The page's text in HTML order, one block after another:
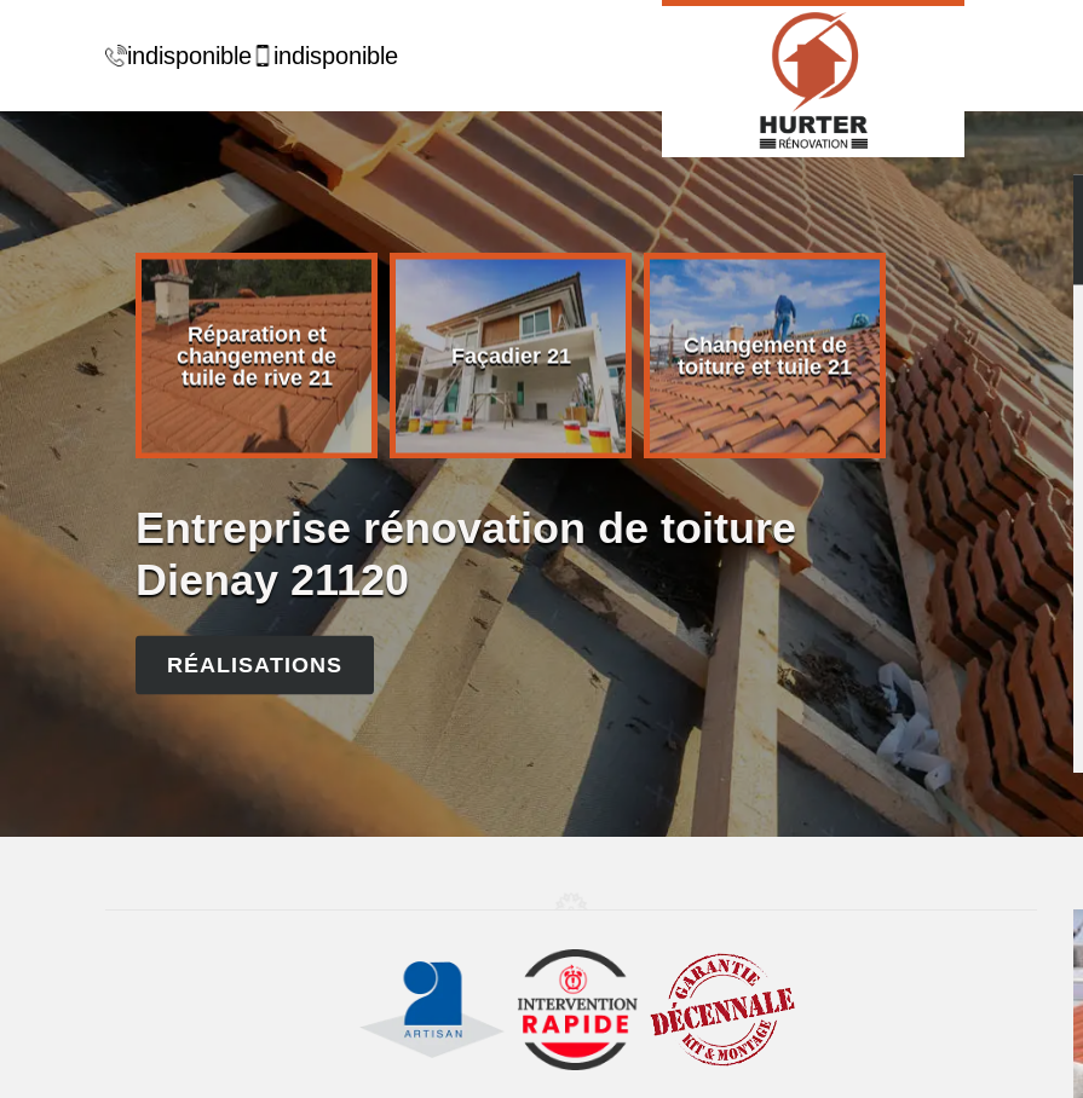
indisponible indisponible
de
21
Réparation et
changement de
tuile de rive 21
Façadier 21
Changement de
toiture et tuile 21
Rénovation de
toiture 21
Entreprise rénovation de toiture
Dienay 21120
RÉALISATIONS